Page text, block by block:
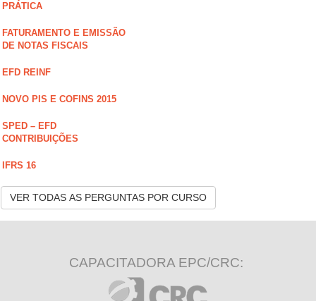
PRÁTICA
FATURAMENTO E EMISSÃO
DE NOTAS FISCAIS
EFD REINF
NOVO PIS E COFINS 2015
SPED – EFD
CONTRIBUIÇÕES
IFRS 16
VER TODAS AS PERGUNTAS POR CURSO
CAPACITADORA EPC/CRC: